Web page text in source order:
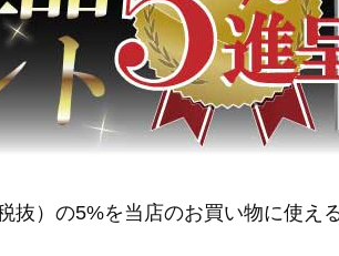
）の5%を当店のお買い物に使え